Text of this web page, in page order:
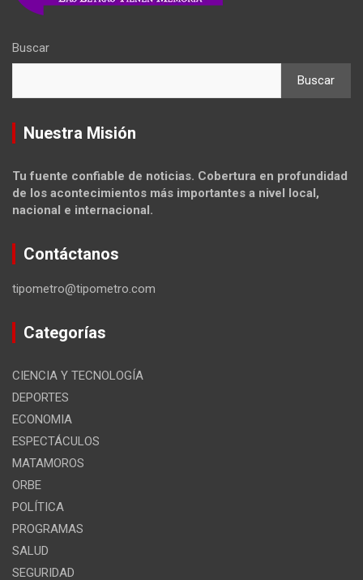
Buscar
Buscar
Nuestra Misión
Tu fuente confiable de noticias. Cobertura en profundidad
de los acontecimientos más importantes a nivel local,
nacional e internacional.
Contáctanos
tipometro@tipometro.com
Categorías
CIENCIA Y TECNOLOGÍA
DEPORTES
ECONOMIA
ESPECTÁCULOS
MATAMOROS
ORBE
POLÍTICA
PROGRAMAS
SALUD
SEGURIDAD